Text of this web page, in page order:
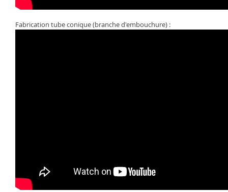
Fabrication tube conique (branche d'embouchure) :